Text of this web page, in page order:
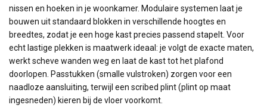
nissen en hoeken in je woonkamer. Modulaire systemen laat je
bouwen uit standaard blokken in verschillende hoogtes en
breedtes, zodat je een hoge kast precies passend stapelt. Voor
echt lastige plekken is maatwerk ideaal: je volgt de exacte maten,
werkt scheve wanden weg en laat de kast tot het plafond
doorlopen. Passtukken (smalle vulstroken) zorgen voor een
naadloze aansluiting, terwijl een scribed plint (plint op maat
ingesneden) kieren bij de vloer voorkomt.